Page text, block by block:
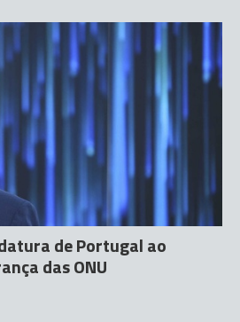
de Portugal ao
das ONU